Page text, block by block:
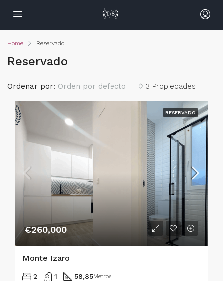
Home Reservado
Reservado
3 Propiedades
Ordenar por: Orden por defecto
RESERVADO
€260,000
Monte Izaro
2 1 58,85Metros